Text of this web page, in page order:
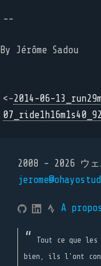
--
By Jérôme Sadou
<-2014-06-
2008 - 2026 ウ
A
Tout ce que les
bien, ils l'ont